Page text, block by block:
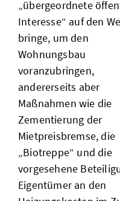
„übergeordnete
Interesse“ auf den
bringe, um den
Wohnungsbau
voranzubringen,
andererseits aber
Maßnahmen wie die
Zementierung der
Mietpreisbremse, die
„Biotreppe“ und die
vorgesehene
Eigentümer an den